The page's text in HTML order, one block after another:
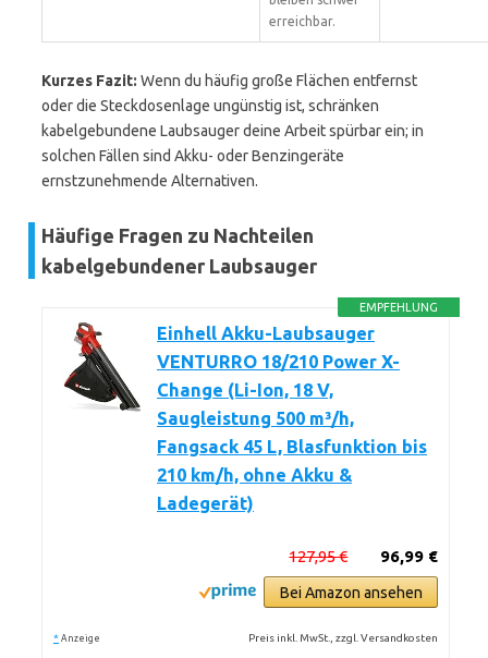
erreichbar.
Kurzes Fazit: Wenn du häufig große Flächen entfernst
oder die Steckdosenlage ungünstig ist, schränken
kabelgebundene Laubsauger deine Arbeit spürbar ein; in
solchen Fällen sind Akku- oder Benzingeräte
ernstzunehmende Alternativen.
Häufige Fragen zu Nachteilen
kabelgebundener Laubsauger
EMPFEHLUNG
Einhell Akku-Laubsauger
VENTURRO 18/210 Power X-
Change (Li-Ion, 18 V,
Saugleistung 500 m³/h,
Fangsack 45 L, Blasfunktion bis
210 km/h, ohne Akku &
Ladegerät)
96,99 €
127,95 €
Bei Amazon ansehen
* Anzeige Preis inkl. MwSt., zzgl. Versandkosten